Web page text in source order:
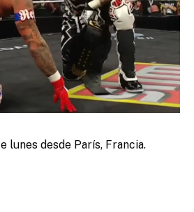
lunes desde París, Francia.